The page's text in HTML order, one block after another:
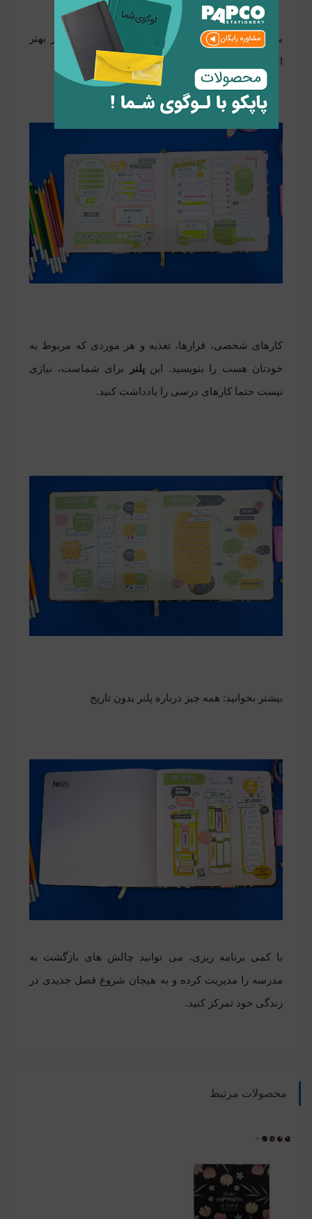
برنامه های عصرها، آخر هفته و کلاس های آنلاین نیز بهتر
است یادداشت شود تا سازماندهی شوند.
کارهای شخصی، قرارها، تغذیه و هر موردی که مربوط به
خودتان هست را بنویسید. اینپلنر
برای شماست، نیازی
نیست حتما کارهای درسی را یادداشت کنید.
بیشتر بخوانید: همه چیز درباره پلنر بدون تاریخ
با کمی برنامه ریزی، می توانید چالش های بازگشت به
مدرسه را مدیریت کرده و به هیجان شروع فصل جدیدی در
زندگی خود تمرکز کنید.
محصولات مرتبط
72101
72102
72103
72104
+